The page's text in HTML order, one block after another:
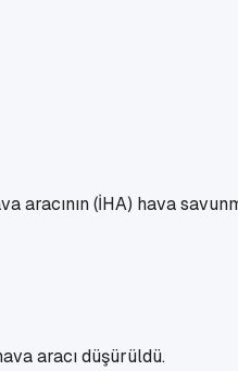
aracının (İHA) hava
aracı düşürüldü.